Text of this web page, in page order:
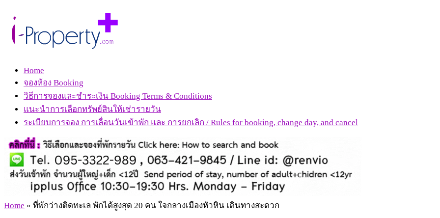
Home
จองห้อง Booking
วิธีการจองและชำระเงิน Booking Terms & Conditions
แนะนำการเลือกทรัพย์สินให้เช่ารายวัน
ระเบียบการจอง การเลื่อนวันเข้าพัก และ การยกเลิก / Rules for booking, change day, and cancel
Home » ที่พักว่างติดทะเล พักได้สูงสุด 20 คน ใจกลางเมืองหัวหิน เดินทางสะดวก